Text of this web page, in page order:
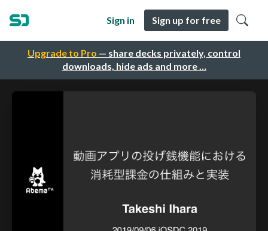
Upgrade to Pro — share decks privately, control
downloads, hide ads and more …
Sign in Sign up for free